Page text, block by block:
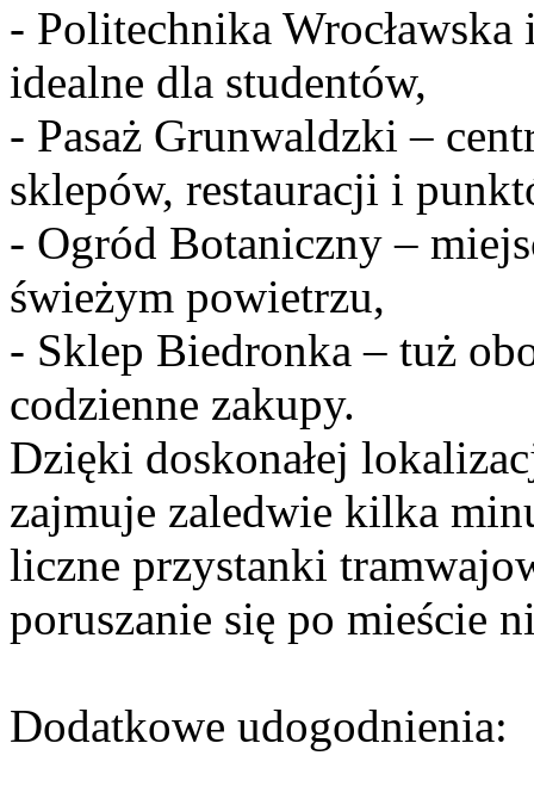
- Politechnika
idealne dla studentów,
- Pasaż Grunwaldzki –
sklepów, restauracji i
- Ogród Botaniczny –
świeżym powietrzu,
- Sklep Biedronka – tuż
codzienne zakupy.
Dzięki doskonałej
zajmuje zaledwie kilka
liczne przystanki
poruszanie się po mieście
Dodatkowe udogodnienia: